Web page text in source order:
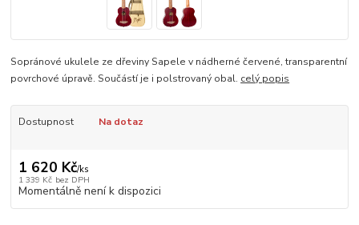
Sopránové ukulele ze dřeviny Sapele v nádherné červené, transparentní
povrchové úpravě. Součástí je i polstrovaný obal. celý popis
Dostupnost Na dotaz
1 620 Kč/ks
1 339 Kč bez DPH
Momentálně není k dispozici